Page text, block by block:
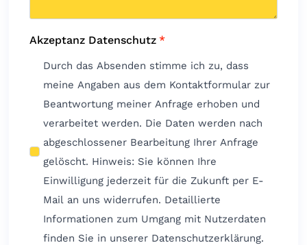
Akzeptanz Datenschutz *
Durch das Absenden stimme ich zu, dass
meine Angaben aus dem Kontaktformular zur
Beantwortung meiner Anfrage erhoben und
verarbeitet werden. Die Daten werden nach
abgeschlossener Bearbeitung Ihrer Anfrage
gelöscht. Hinweis: Sie können Ihre
Einwilligung jederzeit für die Zukunft per E-
Mail an uns widerrufen. Detaillierte
Informationen zum Umgang mit Nutzerdaten
finden Sie in unserer Datenschutzerklärung.